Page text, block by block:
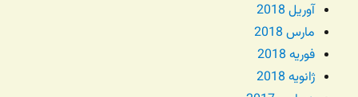
آوریل 2018
مارس 2018
فوریه 2018
ژانویه 2018